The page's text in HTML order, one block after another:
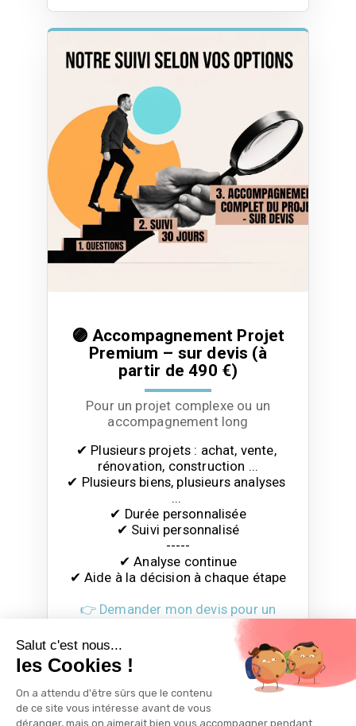
🟣 Accompagnement Projet
Premium – sur devis (à
partir de 490 €)
Pour un projet complexe ou un
accompagnement long
✔ Plusieurs projets : achat, vente,
rénovation, construction ...
✔ Plusieurs biens, plusieurs analyses
...
✔ Durée personnalisée
✔ Suivi personnalisé
-----
✔ Analyse continue
✔ Aide à la décision à chaque étape
👉 Demander mon devis pour un